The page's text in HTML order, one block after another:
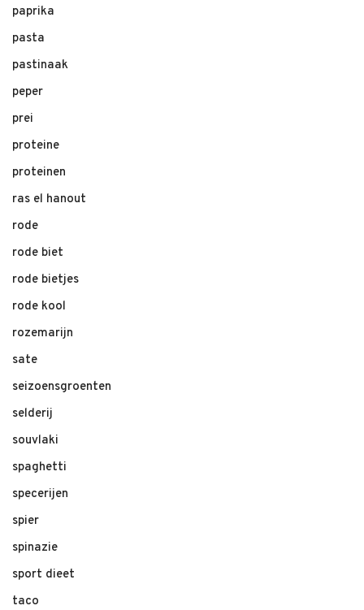
paprika
pasta
pastinaak
peper
prei
proteine
proteinen
ras el hanout
rode
rode biet
rode bietjes
rode kool
rozemarijn
sate
seizoensgroenten
selderij
souvlaki
spaghetti
specerijen
spier
spinazie
sport dieet
taco